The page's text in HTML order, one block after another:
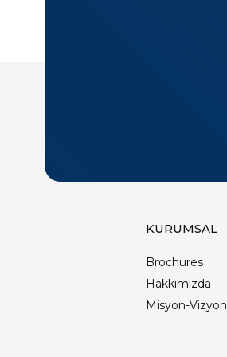
KURUMSAL
Brochures
Hakkımızda
Misyon-Vizyon